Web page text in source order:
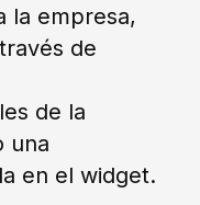
la empresa,
de
de la
una
en el widget.